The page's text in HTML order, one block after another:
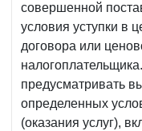
совершенной
условия уступки в
договора или
предусматривать
определенных
(оказания услуг),